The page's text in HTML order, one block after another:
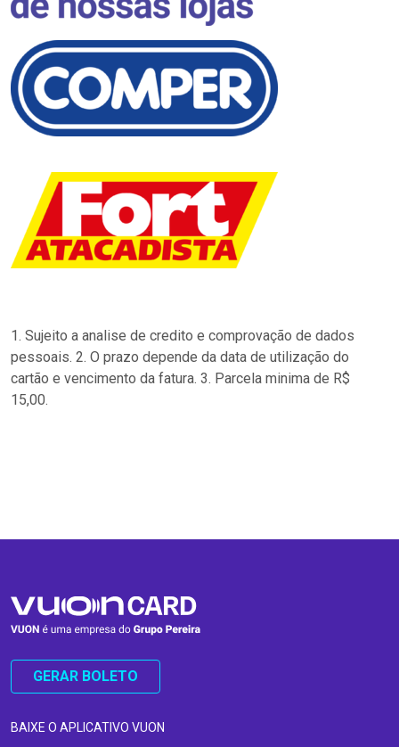
1. Sujeito a analise de credito e comprovação de dados
pessoais. 2. O prazo depende da data de utilização do
cartão e vencimento da fatura. 3. Parcela minima de R$
15,00.
GERAR BOLETO
BAIXE O APLICATIVO VUON